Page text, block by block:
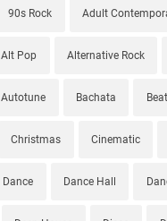
90s Rock Adult
Alt Pop Alternative Rock
Autotune Bachata
Christmas Cinematic
Dance Dance Hall